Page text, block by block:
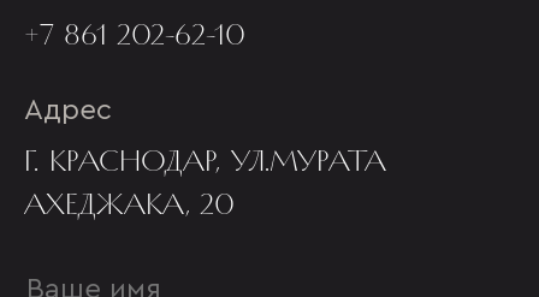
+7 861 202-62-10
Адрес
Г. КРАСНОДАР, УЛ.МУРАТА
АХЕДЖАКА, 20